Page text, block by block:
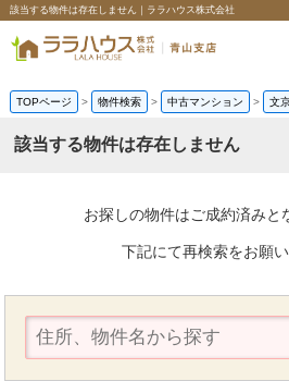
該当する物件は存在しません｜ララハウス株式会社
TOPページ > 物件検索 > 中古マンション > 文
該当する物件は存在しません
お探しの物件はご成約済みと
下記にて再検索をお願い